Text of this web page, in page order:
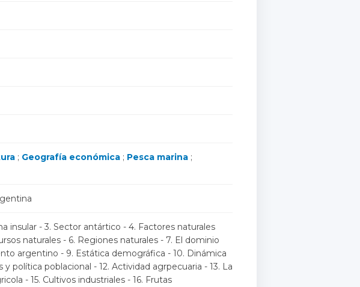
; Geografía económica ; Pesca marina ;
insular - 3. Sector antártico - 4. Factores naturales
naturales - 6. Regiones naturales - 7. El dominio
argentino - 9. Estática demográfica - 10. Dinámica
política poblacional - 12. Actividad agrpecuaria - 13. La
- 15. Cultivos industriales - 16. Frutas